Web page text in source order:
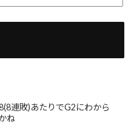
連敗)あたりでG2にわから
ね